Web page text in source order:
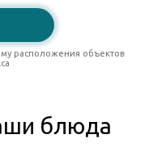
расположения объектов
блюда